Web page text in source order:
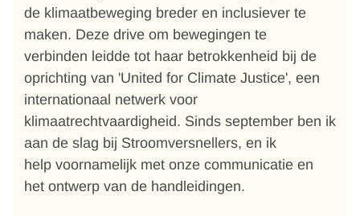
de klimaatbeweging breder en inclusiever te
maken. Deze drive om bewegingen te
verbinden leidde tot haar betrokkenheid bij de
oprichting van 'United for Climate Justice', een
internationaal netwerk voor
klimaatrechtvaardigheid. Sinds september ben ik
aan de slag bij Stroomversnellers, en ik
help voornamelijk met onze communicatie en
het ontwerp van de handleidingen.